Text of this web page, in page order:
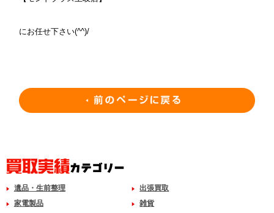
にお任せ下さい(^^)/
遺品・生前整理
出張買取
家電製品
雑貨